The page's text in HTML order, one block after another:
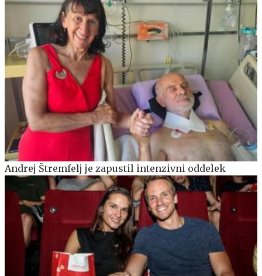
Andrej Štremfelj je zapustil intenzivni oddelek